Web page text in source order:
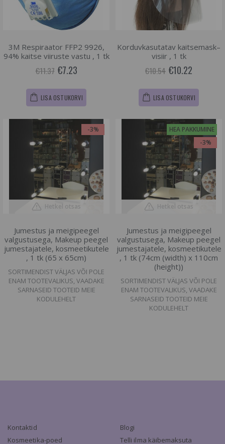
3M Respiraator FFP2 9926,
94% kaitse viiruste vastu , 1 tk
€11.37 €7.23
LISA OSTUKORVI
Korduvkasutatav kaitsemask–
visiir , 1 tk
€10.54 €10.22
LISA OSTUKORVI
-3%
Hetkel otsas
Jumestus ja meigipeegel
valgustusega, Makeup peegel
jumestajatele, kosmeetikutele
, 1 tk (65 x 65cm)
SORTIMENDIST VÄLJAS VÕI POLE
ENAM TOOTEVALIKUS, VAADAKE
SARNASEID TOOTEID MEIE
KODULEHELT
HEA PAKKUMINE
-3%
Hetkel otsas
Jumestus ja meigipeegel
valgustusega, Makeup peegel
jumestajatele, kosmeetikutele
, 1 tk (74cm (width) x 110cm
(height))
SORTIMENDIST VÄLJAS VÕI POLE
ENAM TOOTEVALIKUS, VAADAKE
SARNASEID TOOTEID MEIE
KODULEHELT
Kontaktid
Kosmeetika-poed
Blogi
Telli ilma käibemaksuta